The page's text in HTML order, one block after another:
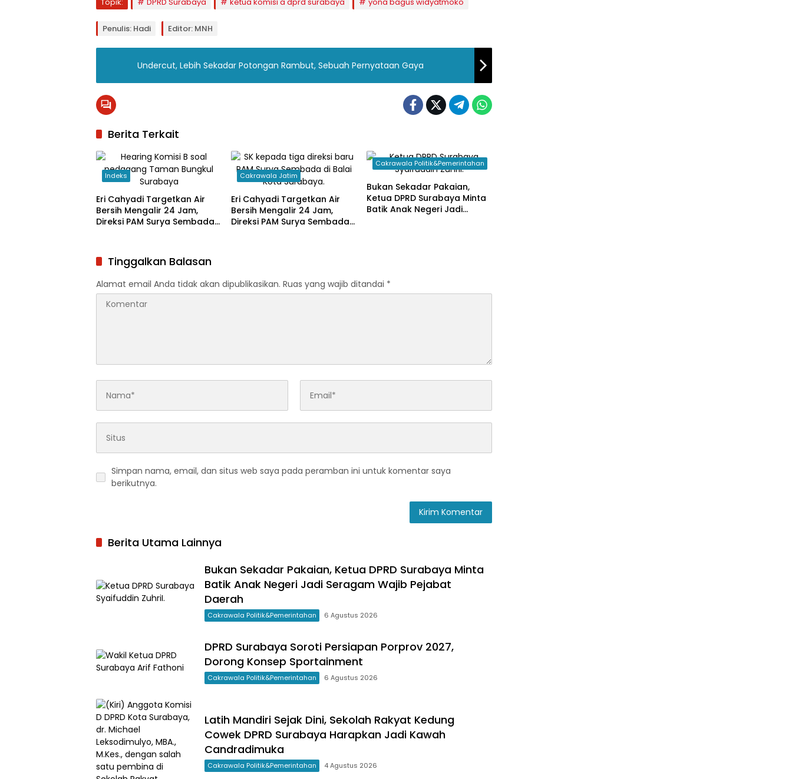
Topik:
DPRD Surabaya ketua komisi a dprd surabaya yona bagus widyatmoko
Penulis: Hadi Editor: MNH
Undercut, Lebih Sekadar Potongan Rambut, Sebuah Pernyataan Gaya
Berita Terkait
Indeks
Eri Cahyadi Targetkan Air
Bersih Mengalir 24 Jam,
Direksi PAM Surya Sembada
Cakrawala Jatim
Eri Cahyadi Targetkan Air
Bersih Mengalir 24 Jam,
Direksi PAM Surya Sembada
Cakrawala Politik&Pemerintahan
Bukan Sekadar Pakaian,
Ketua DPRD Surabaya Minta
Batik Anak Negeri Jadi
Tinggalkan Balasan
Alamat email Anda tidak akan dipublikasikan. Ruas yang wajib ditandai *
Simpan nama, email, dan situs web saya pada peramban ini untuk komentar saya
berikutnya.
Berita Utama Lainnya
Bukan Sekadar Pakaian, Ketua DPRD Surabaya Minta
Batik Anak Negeri Jadi Seragam Wajib Pejabat
Daerah
Cakrawala Politik&Pemerintahan 6 Agustus 2026
DPRD Surabaya Soroti Persiapan Porprov 2027,
Dorong Konsep Sportainment
Cakrawala Politik&Pemerintahan 6 Agustus 2026
Latih Mandiri Sejak Dini, Sekolah Rakyat Kedung
Cowek DPRD Surabaya Harapkan Jadi Kawah
Candradimuka
Cakrawala Politik&Pemerintahan 4 Agustus 2026